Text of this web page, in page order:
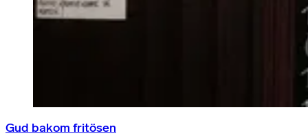
Gud bakom fritösen